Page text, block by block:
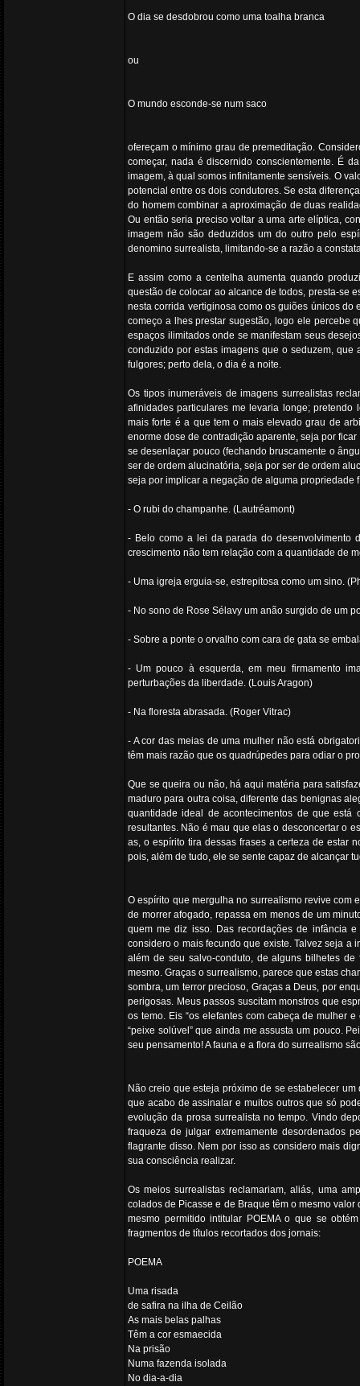
O dia se desdobrou como uma toalha branca
ou
O mundo esconde-se num saco
ofereçam o mínimo grau de premeditação.
começar, nada é discernido conscientemente. É
imagem, à qual somos infinitamente sensíveis. O
potencial entre os dois condutores. Se esta
do homem combinar a aproximação de duas
Ou então seria preciso voltar a uma arte elíptica,
imagem não são deduzidos um do outro pelo
denomino surrealista, limitando-se a razão a
E assim como a centelha aumenta quando
questão de colocar ao alcance de todos, presta-se
nesta corrida vertiginosa como os guiões únicos
começo a lhes prestar sugestão, logo ele percebe
espaços ilimitados onde se manifestam seus
conduzido por estas imagens que o seduzem,
fulgores; perto dela, o dia é a noite.
Os tipos inumeráveis de imagens surrealistas
afinidades particulares me levaria longe;
mais forte é a que tem o mais elevado grau de
enorme dose de contradição aparente, seja por
se desenlaçar pouco (fechando bruscamente o
ser de ordem alucinatória, seja por ser de ordem
seja por implicar a negação de alguma propriedade
- O rubi do champanhe. (Lautréamont)
- Belo como a lei da parada do desenvolvimento
crescimento não tem relação com a quantidade de
- Uma igreja erguia-se, estrepitosa como um sino.
- No sono de Rose Sélavy um anão surgido de um
- Sobre a ponte o orvalho com cara de gata se
- Um pouco à esquerda, em meu firmamento
perturbações da liberdade. (Louis Aragon)
- Na floresta abrasada. (Roger Vitrac)
- A cor das meias de uma mulher não está
têm mais razão que os quadrúpedes para odiar o
Que se queira ou não, há aqui matéria para
maduro para outra coisa, diferente das benignas
quantidade ideal de acontecimentos de que
resultantes. Não é mau que elas o desconcertar o
as, o espírito tira dessas frases a certeza de estar
pois, além de tudo, ele se sente capaz de alcançar
O espírito que mergulha no surrealismo revive com
de morrer afogado, repassa em menos de um
quem me diz isso. Das recordações de infância
considero o mais fecundo que existe. Talvez seja a
além de seu salvo-conduto, de alguns bilhetes
mesmo. Graças o surrealismo, parece que estas
sombra, um terror precioso, Graças a Deus, por
perigosas. Meus passos suscitam monstros que
os temo. Eis “os elefantes com cabeça de mulher
“peixe solúvel” que ainda me assusta um pouco.
seu pensamento! A fauna e a flora do surrealismo
Não creio que esteja próximo de se estabelecer
que acabo de assinalar e muitos outros que só
evolução da prosa surrealista no tempo. Vindo
fraqueza de julgar extremamente desordenados
flagrante disso. Nem por isso as considero mais
sua consciência realizar.
Os meios surrealistas reclamariam, aliás, uma
colados de Picasse e de Braque têm o mesmo
mesmo permitido intitular POEMA o que se
fragmentos de títulos recortados dos jornais:
POEMA
Uma risada
de safira na ilha de Ceilão
As mais belas palhas
Têm a cor esmaecida
Na prisão
Numa fazenda isolada
No dia-a-dia